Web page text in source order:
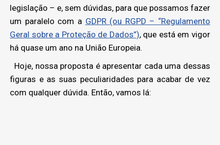
legislação – e, sem dúvidas, para que possamos fazer
um paralelo com a GDPR (ou RGPD – “Regulamento
Geral sobre a Proteção de Dados”), que está em vigor
há quase um ano na União Europeia.
Hoje, nossa proposta é apresentar cada uma dessas
figuras e as suas peculiaridades para acabar de vez
com qualquer dúvida. Então, vamos lá: